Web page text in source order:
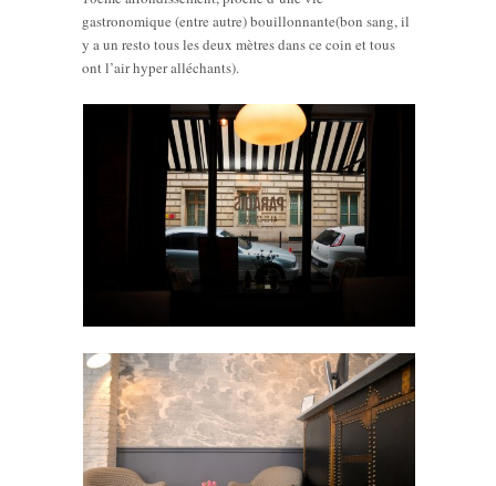
gastronomique (entre autre) bouillonnante(bon sang, il
y a un resto tous les deux mètres dans ce coin et tous
ont l’air hyper alléchants).